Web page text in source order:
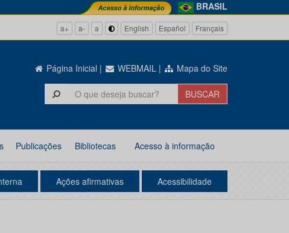
BRASIL
a+ a- a English Español Français
Página Inicial | WEBMAIL | Mapa do Site
Publicações Bibliotecas Acesso à informação
Ações afirmativas Acessibilidade